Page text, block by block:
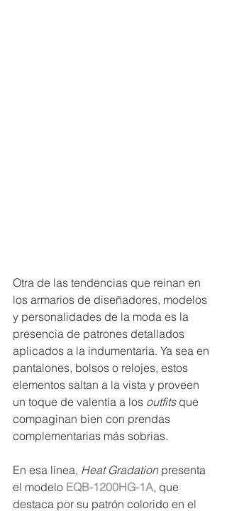
Otra de las tendencias que reinan en
los armarios de diseñadores, modelos
y personalidades de la moda es la
presencia de patrones detallados
aplicados a la indumentaria. Ya sea en
pantalones, bolsos o relojes, estos
elementos saltan a la vista y proveen
un toque de valentía a los outfits que
compaginan bien con prendas
complementarias más sobrias.
En esa línea, Heat Gradation presenta
el modelo EQB-1200HG-1A, que
destaca por su patrón colorido en el